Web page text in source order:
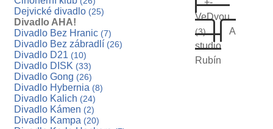
Dejvické divadlo (25)
Divadlo AHA!
Divadlo Bez Hranic (7)
Divadlo Bez zábradlí (26)
Divadlo D21 (10)
Divadlo DISK (33)
Divadlo Gong (26)
Divadlo Hybernia (8)
Divadlo Kalich (24)
Divadlo Kámen (2)
Divadlo Kampa (20)
+-
VeDvou
(3)
A
studio
Rubín